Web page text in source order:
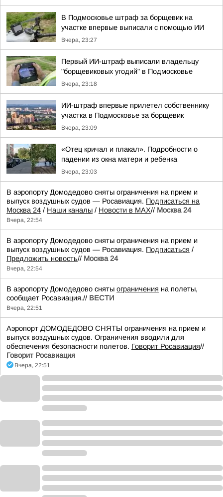
В Подмосковье штраф за борщевик на
участке впервые выписали с помощью ИИ
Вчера, 23:27
Первый ИИ-штраф выписали владельцу
"борщевиковых угодий" в Подмосковье
Вчера, 23:18
ИИ-штраф впервые прилетел собственнику
участка в Подмосковье за борщевик
Вчера, 23:09
«Отец кричал и плакал». Подробности о
падении из окна матери и ребенка
Вчера, 23:03
В аэропорту Домодедово сняты ограничения на прием и
выпуск воздушных судов — Росавиация. Подписаться на
Москва 24 / Наши каналы / Новости в MAX// Москва 24
Вчера, 22:54
В аэропорту Домодедово сняты ограничения на прием и
выпуск воздушных судов — Росавиация. Подписаться /
Предложить новость// Москва 24
Вчера, 22:54
В аэропорту Домодедово сняты ограничения на полеты,
сообщает Росавиация.// ВЕСТИ
Вчера, 22:51
Аэропорт ДОМОДЕДОВО СНЯТЫ ограничения на прием и
выпуск воздушных судов. Ограничения вводили для
обеспечения безопасности полетов. Говорит Росавиация//
Говорит Росавиация
Вчера, 22:51